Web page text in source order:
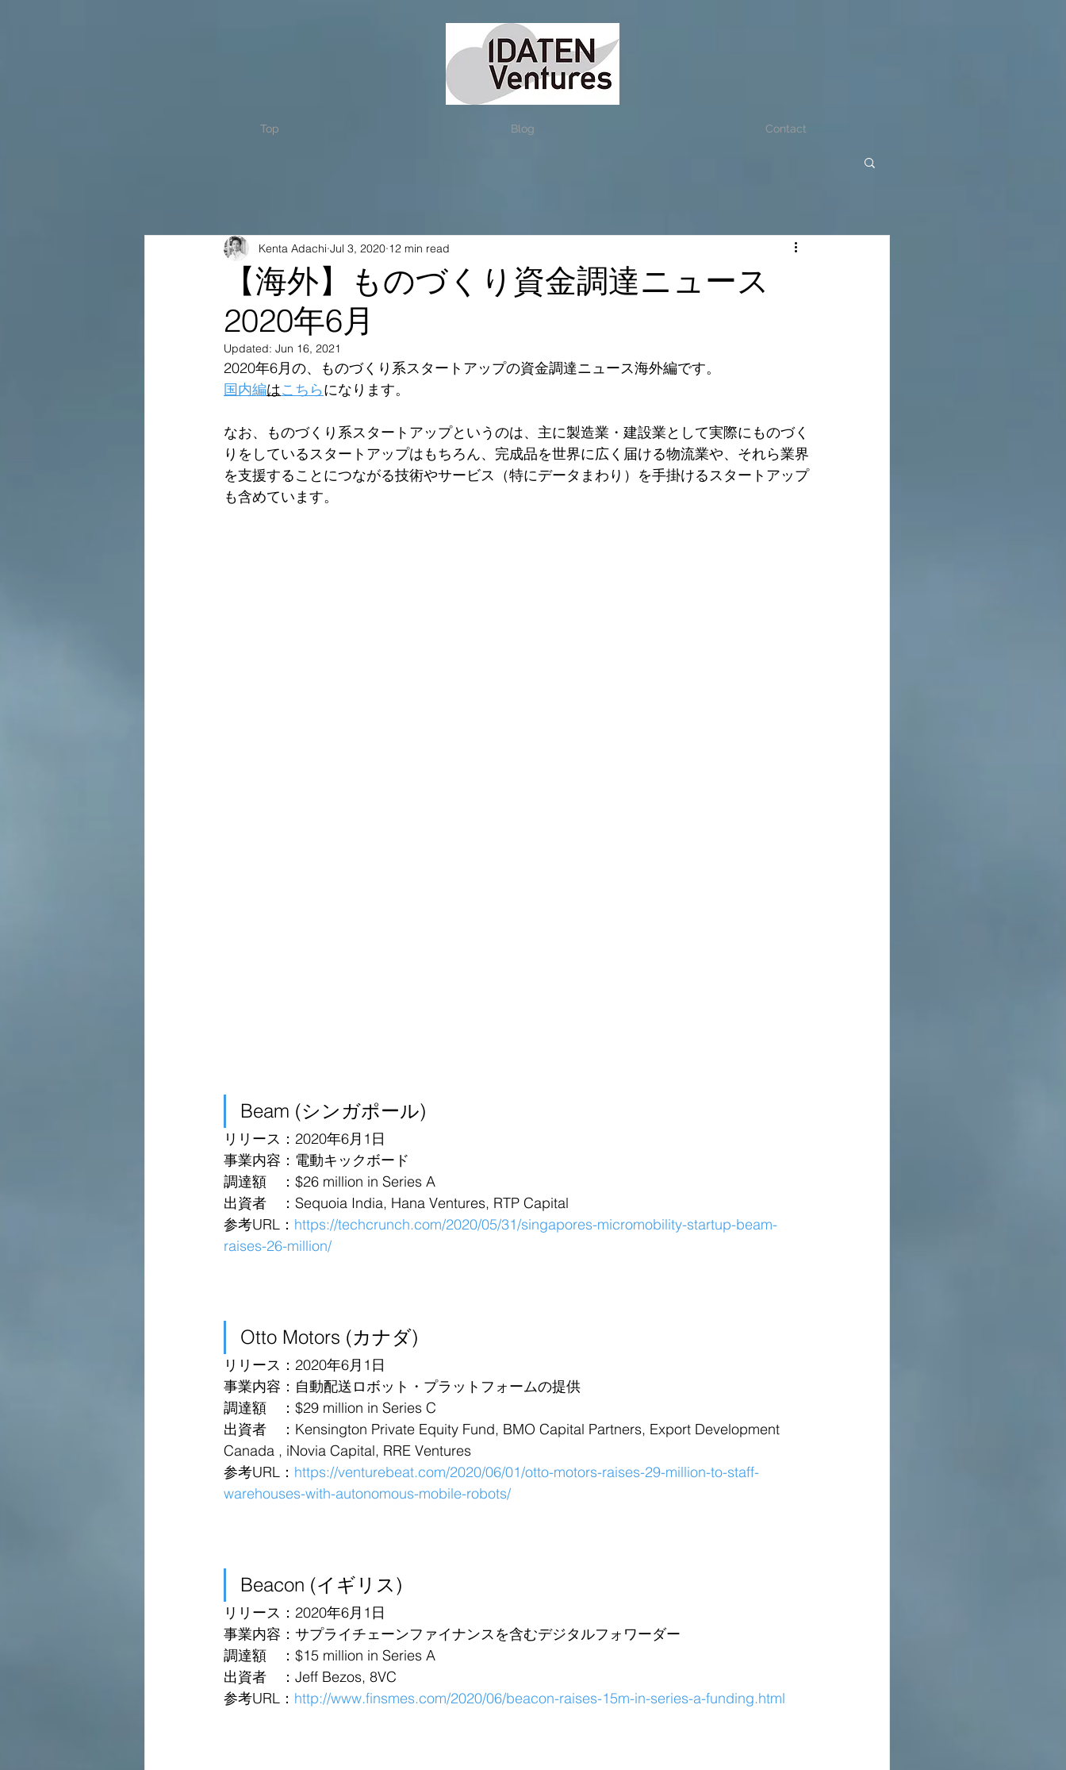
Top Blog Contact
【海外】ものづくり資金調達ニュース
2020年6月
Kenta Adachi Jul 3, 2020 12 min read
Updated: Jun 16, 2021
2020年6月の、ものづくり系スタートアップの資金調達ニュース海外編です。
国内編はこちらになります。
なお、ものづくり系スタートアップというのは、主に製造業・建設業として実際にものづく
りをしているスタートアップはもちろん、完成品を世界に広く届ける物流業や、それら業界
を支援することにつながる技術やサービス（特にデータまわり）を手掛けるスタートアップ
も含めています。
Beam (シンガポール)
リリース：2020年6月1日
事業内容：電動キックボード
調達額　：$26 million in Series A
出資者　：Sequoia India, Hana Ventures, RTP Capital
参考URL： https://techcrunch.com/2020/05/31/singapores-micromobility-startup-beam-
raises-26-million/
Otto Motors (カナダ)
リリース：2020年6月1日
事業内容：自動配送ロボット・プラットフォームの提供
調達額　：$29 million in Series C
出資者　：Kensington Private Equity Fund, BMO Capital Partners, Export Development
Canada , iNovia Capital, RRE Ventures
参考URL： https://venturebeat.com/2020/06/01/otto-motors-raises-29-million-to-staff-
warehouses-with-autonomous-mobile-robots/
Beacon (イギリス)
リリース：2020年6月1日
事業内容：サプライチェーンファイナンスを含むデジタルフォワーダー
調達額　：$15 million in Series A
出資者　：Jeff Bezos, 8VC
参考URL： http://www.finsmes.com/2020/06/beacon-raises-15m-in-series-a-funding.html